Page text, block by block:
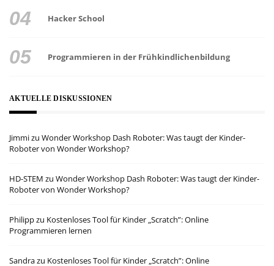
Hacker School
Programmieren in der Frühkindlichenbildung
AKTUELLE DISKUSSIONEN
Jimmizu Wonder Workshop Dash Roboter: Was taugt der Kinder-
Roboter von Wonder Workshop?
HD-STEM zu Wonder Workshop Dash Roboter: Was taugt der Kinder-
Roboter von Wonder Workshop?
Philippzu Kostenloses Tool für Kinder „Scratch”: Online
Programmieren lernen
Sandrazu Kostenloses Tool für Kinder „Scratch”: Online